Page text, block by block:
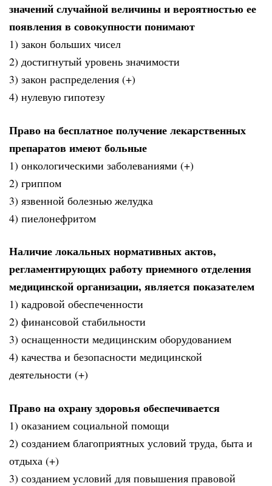
значений случайной величины и вероятностью ее
появления в совокупности понимают
1) закон больших чисел
2) достигнутый уровень значимости
3) закон распределения (+)
4) нулевую гипотезу
Право на бесплатное получение лекарственных
препаратов имеют больные
1) онкологическими заболеваниями (+)
2) гриппом
3) язвенной болезнью желудка
4) пиелонефритом
Наличие локальных нормативных актов,
регламентирующих работу приемного отделения
медицинской организации, является показателем
1) кадровой обеспеченности
2) финансовой стабильности
3) оснащенности медицинским оборудованием
4) качества и безопасности медицинской
деятельности (+)
Право на охрану здоровья обеспечивается
1) оказанием социальной помощи
2) созданием благоприятных условий труда, быта и
отдыха (+)
3) созданием условий для повышения правовой